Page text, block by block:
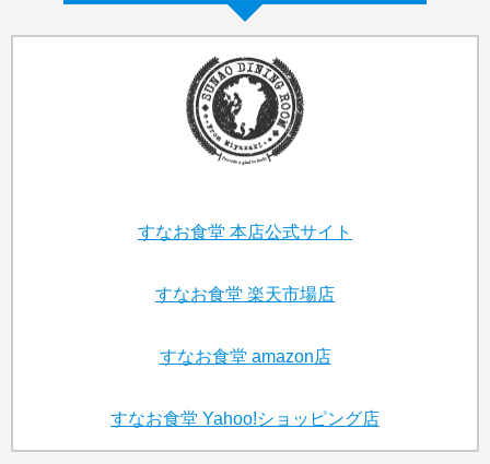
すなお食堂 本店公式サイト
すなお食堂 楽天市場店
すなお食堂 amazon店
すなお食堂 Yahoo!ショッピング店